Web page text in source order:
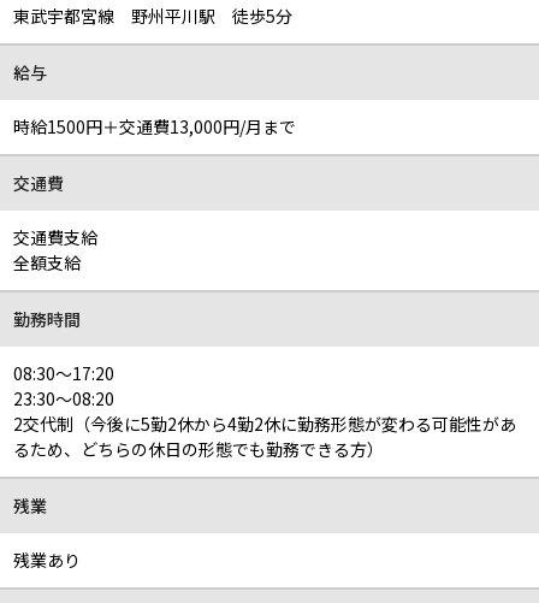
東武宇都宮線 野州平川駅 徒歩5分
給与
時給1500円＋交通費13,000円/月まで
交通費
交通費支給
全額支給
勤務時間
08:30～17:20
23:30～08:20
2交代制（今後に5勤2休から4勤2休に勤務形態が変わる可能性があ
るため、どちらの休日の形態でも勤務できる方）
残業
残業あり